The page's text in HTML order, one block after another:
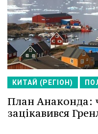
КИТАЙ (РЕГІОН)
План Анаконда:
зацікавився